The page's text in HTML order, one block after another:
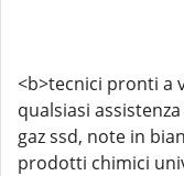
<b>tecnici pronti a
qualsiasi
gaz ssd, note in
prodotti chimici